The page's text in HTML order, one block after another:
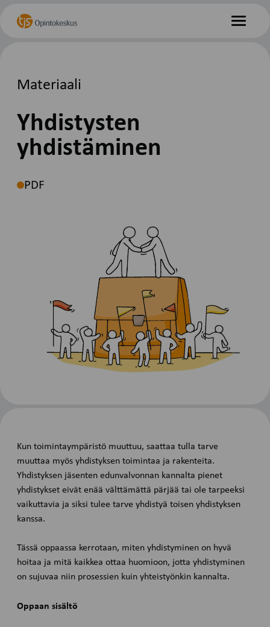
sisältöönEtusivu Valikko
Materiaali
Yhdistysten
yhdistäminen
PDF
Kun toimintaympäristö muuttuu, saattaa tulla tarve
muuttaa myös yhdistyksen toimintaa ja rakenteita.
Yhdistyksen jäsenten edunvalvonnan kannalta pienet
yhdistykset eivät enää välttämättä pärjää tai ole tarpeeksi
vaikuttavia ja siksi tulee tarve yhdistyä toisen yhdistyksen
kanssa.
Tässä oppaassa kerrotaan, miten yhdistyminen on hyvä
hoitaa ja mitä kaikkea ottaa huomioon, jotta yhdistyminen
on sujuvaa niin prosessien kuin yhteistyönkin kannalta.
Oppaan sisältö